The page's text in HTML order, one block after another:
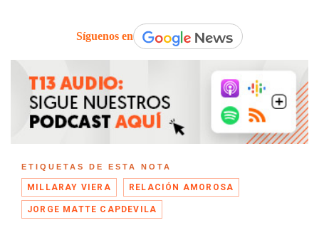
Síguenos en
ETIQUETAS DE ESTA NOTA
MILLARAY VIERA RELACIÓN AMOROSA
JORGE MATTE CAPDEVILA